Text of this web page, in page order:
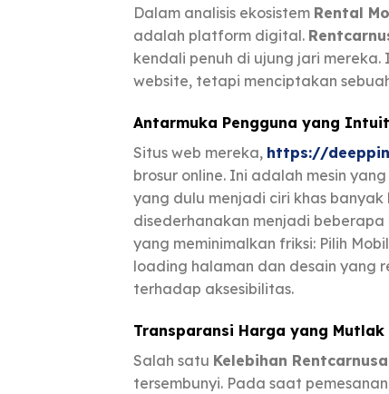
Dalam analisis ekosistem Rental
adalah platform digital.
kendali penuh di ujung jari
website, tetapi menciptakan
Antarmuka Pengguna yang
Situs web mereka, https://
brosur online. Ini adalah mesin
yang dulu menjadi ciri khas banyak
disederhanakan menjadi beberapa
yang meminimalkan friksi: Pilih
loading halaman dan desain yang
terhadap aksesibilitas.
Transparansi Harga yang
Salah satu Kelebihan
tersembunyi. Pada saat